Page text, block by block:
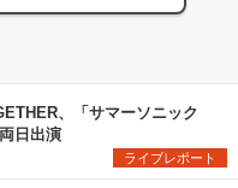
、「サマーソニック
日出演
ライブレポート